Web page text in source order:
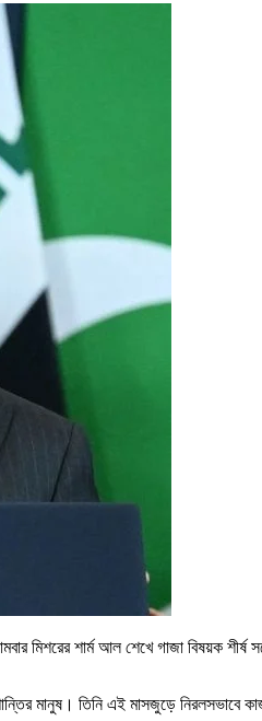
মিশরের শার্ম আল শেখে গাজা বিষয়ক
মানুষ। তিনি এই মাসজুড়ে নিরলসভাবে